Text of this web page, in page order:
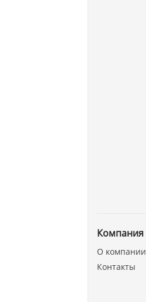
Компания
О компании
Контакты